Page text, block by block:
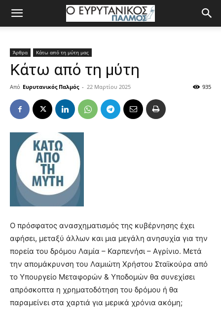
Άρθρα Κάτω από τη μύτη μας
Κάτω από τη μύτη
Από Ευρυτανικός Παλμός - 22 Μαρτίου 2025 935
Ο πρόσφατος ανασχηματισμός της κυβέρνησης έχει
αφήσει, μεταξύ άλλων και μια μεγάλη ανησυχία για την
πορεία του δρόμου Λαμία – Καρπενήσι – Αγρίνιο. Μετά
την απομάκρυνση του Λαμιώτη Χρήστου Σταϊκούρα από
το Υπουργείο Μεταφορών & Υποδομών θα συνεχίσει
απρόσκοπτα η χρηματοδότηση του δρόμου ή θα
παραμείνει στα χαρτιά για μερικά χρόνια ακόμη;